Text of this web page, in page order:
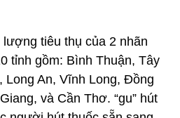
tiêu thụ của 2 nhãn
tỉnh gồm: Bình Thuận, Tây
Long An, Vĩnh Long, Đồng
và Cần Thơ. “gu” hút